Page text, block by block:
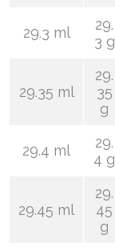
29.3 ml
29.
3 g
29.35 ml
29.
35
g
29.4 ml
29.
4 g
29.45 ml
29.
45
g